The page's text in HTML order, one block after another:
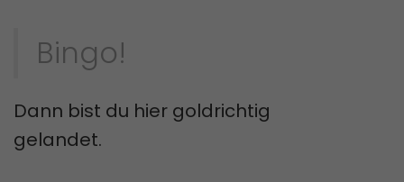
Bingo!
Dann bist du hier goldrichtig
gelandet.